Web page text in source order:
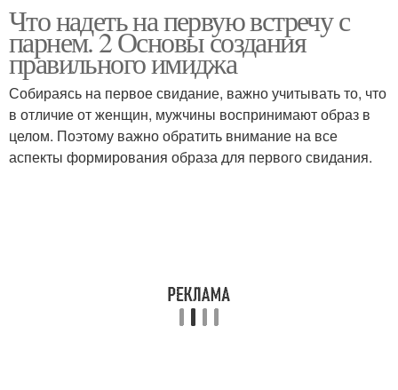
Что надеть на первую встречу с
парнем. 2 Основы создания
правильного имиджа
Собираясь на первое свидание, важно учитывать то, что
в отличие от женщин, мужчины воспринимают образ в
целом. Поэтому важно обратить внимание на все
аспекты формирования образа для первого свидания.